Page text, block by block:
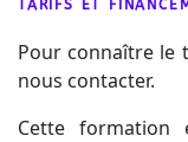
TARIFS ET
Pour connaître le
nous contacter.
Cette formation